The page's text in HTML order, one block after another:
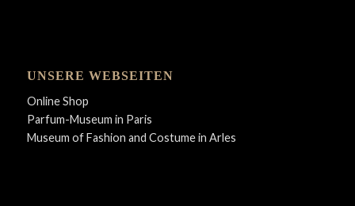
UNSERE WEBSEITEN
Online Shop
Parfum-Museum in Paris
Museum of Fashion and Costume in Arles